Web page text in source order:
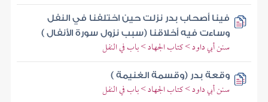
فينا أصحاب بدر نزلت حين اختلفنا في النفل
وساءت فيه أخلاقنا (سبب نزول سورة الأنفال )
سنن أبي داود > كتاب الجهاد > باب في النفل
وقعة بدر (وقسمة الغنيمة )
سنن أبي داود > كتاب الجهاد > باب في النفل